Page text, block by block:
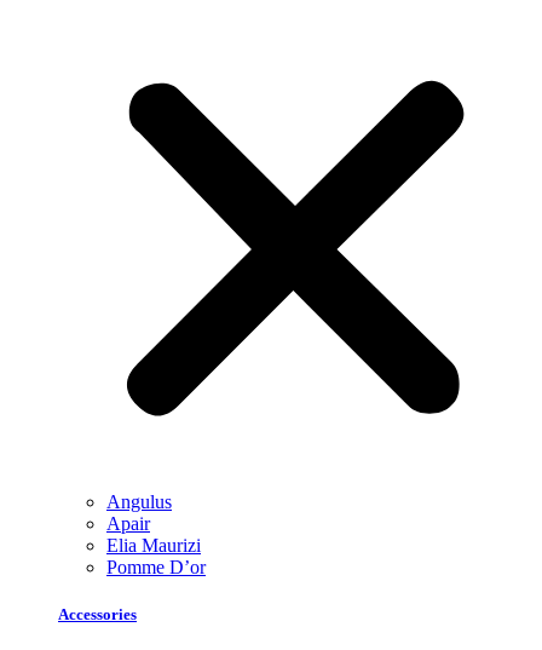
Angulus
Apair
Elia Maurizi
Pomme D’or
Accessories